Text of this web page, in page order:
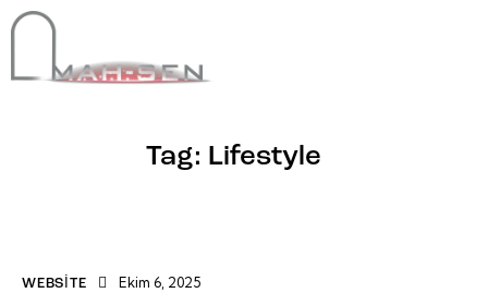
Tag: Lifestyle
WEBSITE Ekim 6, 2025